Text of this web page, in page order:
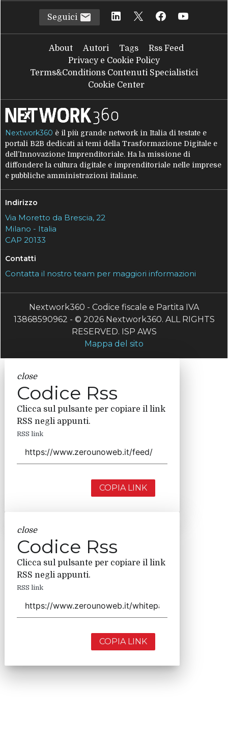
Seguici
About Autori Tags
Rss Feed
Privacy e Cookie Policy
Terms&Conditions Contenuti Specialistici
Cookie Center
Nextwork360 è il più grande network in Italia di testate e
portali B2B dedicati ai temi della Trasformazione Digitale e
dell’Innovazione Imprenditoriale. Ha la missione di
diffondere la cultura digitale e imprenditoriale nelle imprese
e pubbliche amministrazioni italiane.
Indirizzo
Via Moretto da Brescia, 22
Milano - Italia
CAP 20133
Contatti
Contatta il nostro team per maggiori informazioni
Nextwork360 - Codice fiscale e Partita IVA
13868590962 - © 2026 Nextwork360. ALL RIGHTS
RESERVED. ISP AWS
Mappa del sito
close
Codice Rss
Clicca sul pulsante per copiare il link
RSS negli appunti.
RSS link
COPIA LINK
close
Codice Rss
Clicca sul pulsante per copiare il link
RSS negli appunti.
RSS link
COPIA LINK